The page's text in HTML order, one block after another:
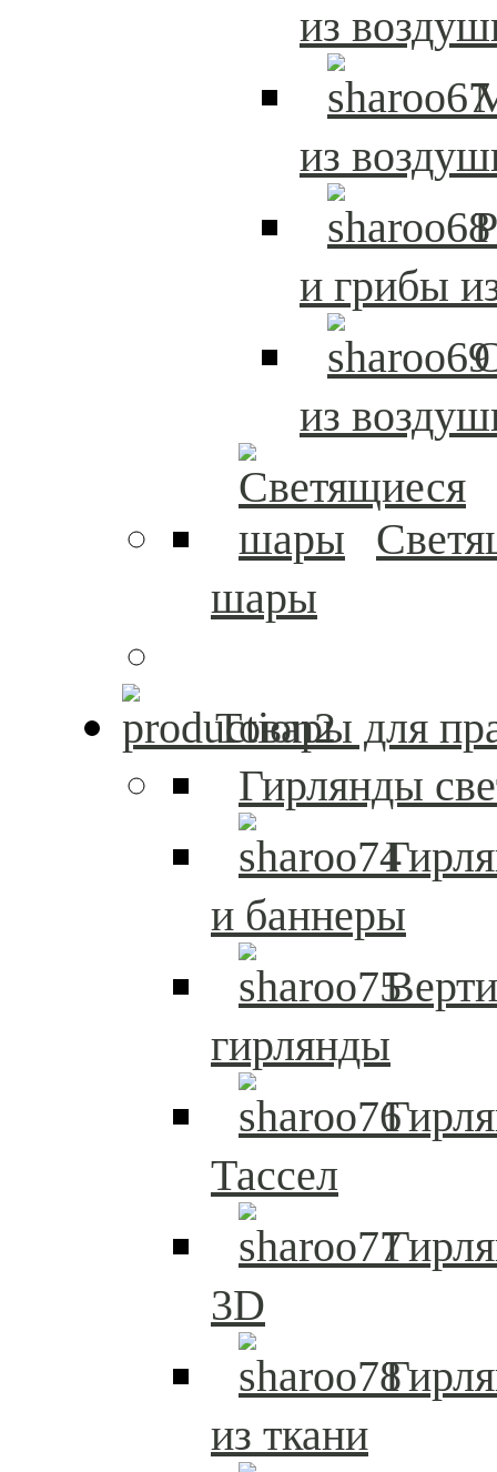
из
из
и грибы
из
шары
Товары для
Гирлянды
и баннеры
гирлянды
Тассел
3D
из ткани